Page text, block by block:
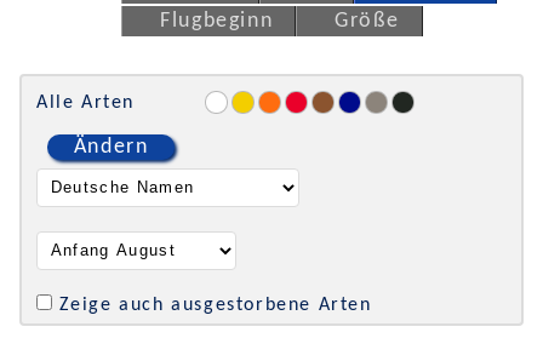
Flugbeginn
Größe
Alle Arten
Ändern
Zeige auch ausgestorbene Arten